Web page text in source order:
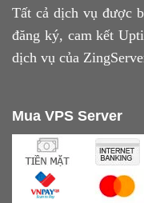
Tất cả dịch vụ được
đăng ký, cam kết
dịch vụ của
Mua VPS Server